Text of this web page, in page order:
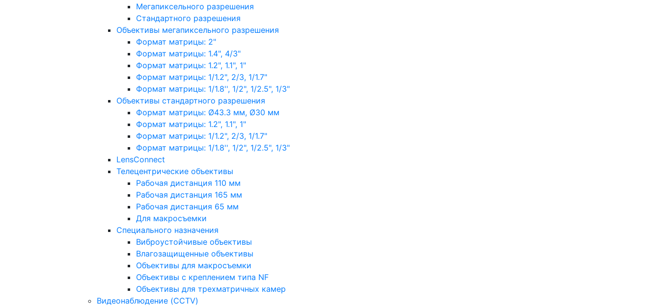
Мегапиксельного разрешения
Стандартного разрешения
Объективы мегапиксельного разрешения
Формат матрицы: 2"
Формат матрицы: 1.4", 4/3"
Формат матрицы: 1.2", 1.1", 1"
Формат матрицы: 1/1.2", 2/3, 1/1.7"
Формат матрицы: 1/1.8'', 1/2", 1/2.5", 1/3"
Объективы стандартного разрешения
Формат матрицы: Ø43.3 мм, Ø30 мм
Формат матрицы: 1.2", 1.1", 1"
Формат матрицы: 1/1.2", 2/3, 1/1.7"
Формат матрицы: 1/1.8'', 1/2", 1/2.5", 1/3"
LensConnect
Телецентрические объективы
Рабочая дистанция 110 мм
Рабочая дистанция 165 мм
Рабочая дистанция 65 мм
Для макросъемки
Специального назначения
Виброустойчивые объективы
Влагозащищенные объективы
Объективы для макросъемки
Объективы с креплением типа NF
Объективы для трехматричных камер
Видеонаблюдение (CCTV)